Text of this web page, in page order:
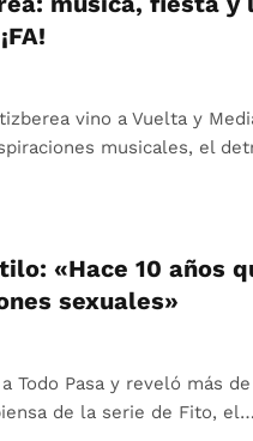
vino a Vuelta y
musicales, el
«Hace 10 años
sexuales»
Todo Pasa y reveló más
de la serie de Fito, el…